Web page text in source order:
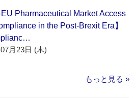
Pharmaceutical Market Access
in the Post-Brexit Era】
月23日 (木)
もっと見る »